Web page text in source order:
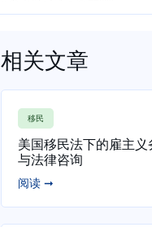
相关文章
移民
美国移民法下的雇主
与法律咨询
阅读 ➞